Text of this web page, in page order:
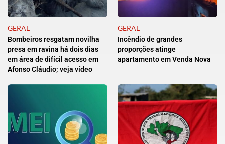
GERAL
Bombeiros resgatam novilha
presa em ravina há dois dias
em área de difícil acesso em
Afonso Cláudio; veja vídeo
GERAL
Incêndio de grandes
proporções atinge
apartamento em Venda Nova